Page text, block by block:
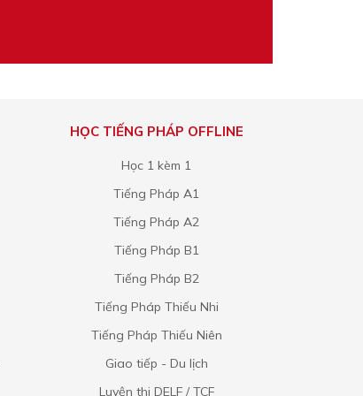
HỌC TIẾNG PHÁP OFFLINE
Học 1 kèm 1
Tiếng Pháp A1
Tiếng Pháp A2
Tiếng Pháp B1
Tiếng Pháp B2
Tiếng Pháp Thiếu Nhi
Tiếng Pháp Thiếu Niên
Giao tiếp - Du lịch
Luyện thi DELF / TCF